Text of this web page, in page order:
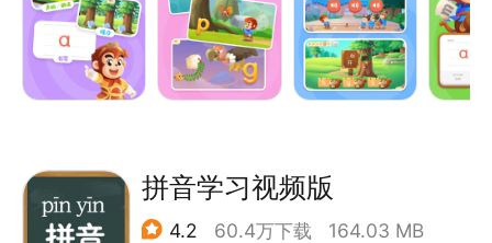
全新五步记忆法：「感知互动 → 认识拼音 → 音调拼
读 → 练习挑战 → 书写训练」五个环节形成完整闭
环，显著提升效果。
看口型学发音：独特的动态口型演示系统，发音要点看
得见、学得快，孩子跟读更准确。
拼音学习视频版
4.2 60.4万下载 164.03 MB